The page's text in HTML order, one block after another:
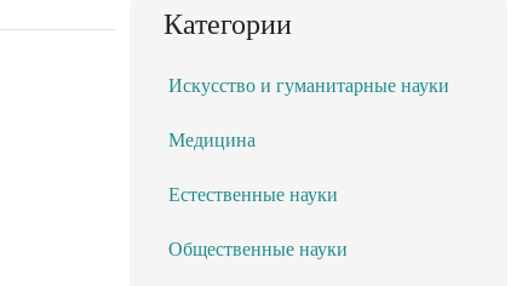
Категории
Искусство и гуманитарные науки
Медицина
Естественные науки
Общественные науки